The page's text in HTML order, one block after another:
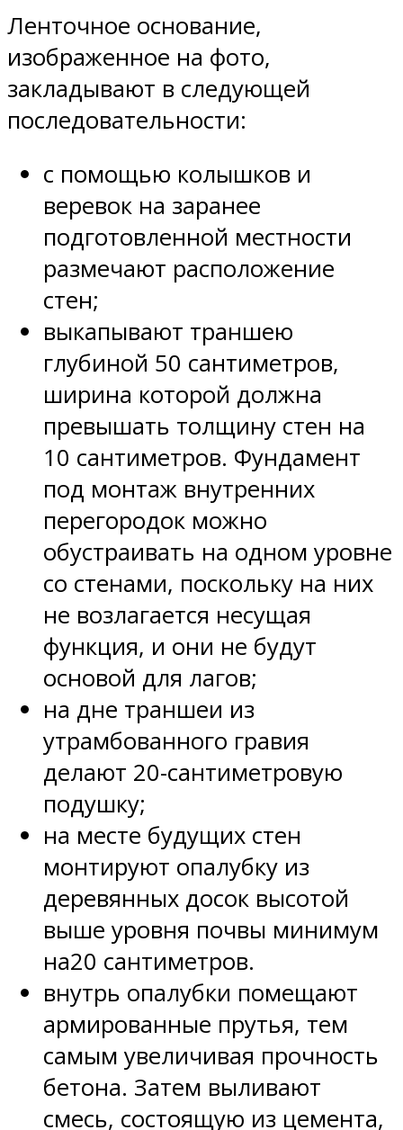
Ленточное основание,
изображенное на фото,
закладывают в следующей
последовательности:
с помощью колышков и
веревок на заранее
подготовленной местности
размечают расположение
стен;
выкапывают траншею
глубиной 50 сантиметров,
ширина которой должна
превышать толщину стен на
10 сантиметров. Фундамент
под монтаж внутренних
перегородок можно
обустраивать на одном уровне
со стенами, поскольку на них
не возлагается несущая
функция, и они не будут
основой для лагов;
на дне траншеи из
утрамбованного гравия
делают 20-сантиметровую
подушку;
на месте будущих стен
монтируют опалубку из
деревянных досок высотой
выше уровня почвы минимум
на20 сантиметров.
внутрь опалубки помещают
армированные прутья, тем
самым увеличивая прочность
бетона. Затем выливают
смесь, состоящую из цемента,